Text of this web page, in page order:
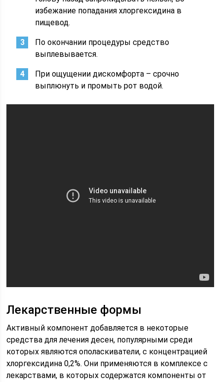
избежание попадания хлоргексидина в
пищевод.
По окончании процедуры средство
выплевывается.
При ощущении дискомфорта – срочно
выплюнуть и промыть рот водой.
Лекарственные формы
Активный компонент добавляется в некоторые
средства для лечения десен, популярными среди
которых являются ополаскиватели, с концентрацией
хлоргексидина 0,2%. Они применяются в комплексе с
лекарствами, в которых содержатся компоненты от